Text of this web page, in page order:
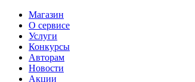
Магазин
О сервисе
Услуги
Конкурсы
Авторам
Новости
Акции